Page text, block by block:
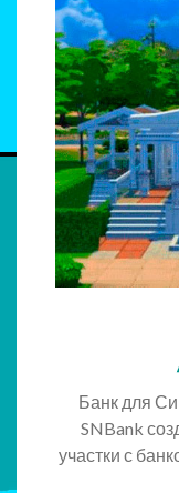
Банк для
SNBank
участки с